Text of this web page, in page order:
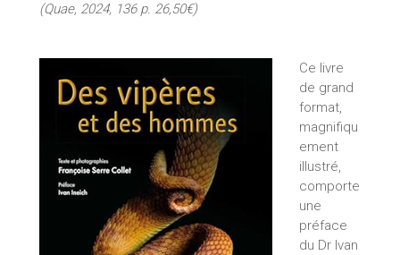
(Quae, 2024, 136 p. 26,50€)
Ce livre
de grand
format,
magnifiqu
ement
illustré,
comporte
une
préface
du Dr Ivan